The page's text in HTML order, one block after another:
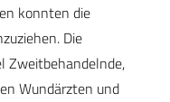
konnten die
Die
Zweitbehandelnde,
Wundärzten und